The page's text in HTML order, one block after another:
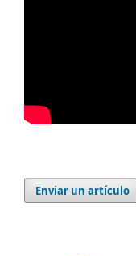
Enviar un artículo